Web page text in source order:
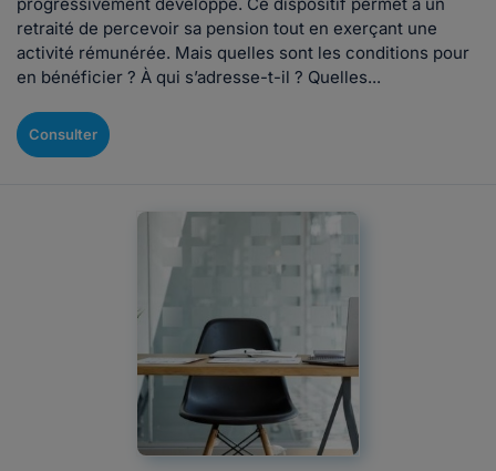
retraité de percevoir sa pension tout en exerçant une
activité rémunérée. Mais quelles sont les conditions pour
en bénéficier ? À qui s’adresse-t-il ? Quelles...
Consulter